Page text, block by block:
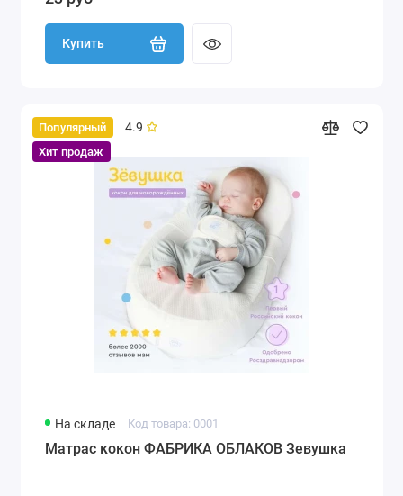
Купить
Популярный
Хит продаж
4.9
На складе Код товара: 0001
Матрас кокон ФАБРИКА ОБЛАКОВ Зевушка